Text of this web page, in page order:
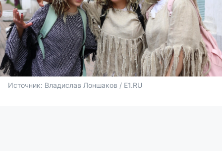
Источник: Владислав Лоншаков / E1.RU